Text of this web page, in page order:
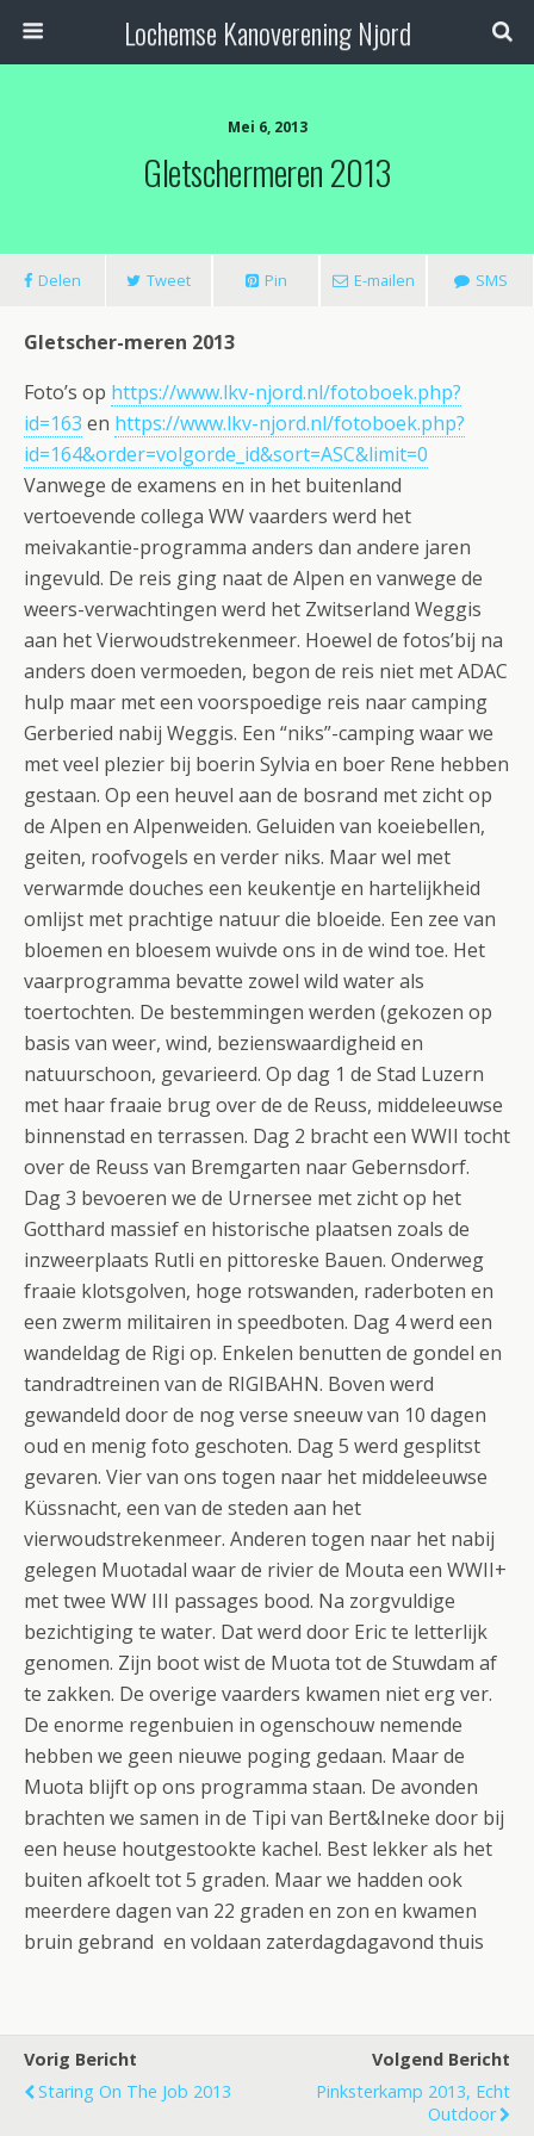
Lochemse Kanoverening Njord
Mei 6, 2013
Gletschermeren 2013
Delen Tweet Pin E-mailen SMS
Gletscher-meren 2013
Foto’s op https://www.lkv-njord.nl/fotoboek.php?
id=163 en https://www.lkv-njord.nl/fotoboek.php?
id=164&order=volgorde_id&sort=ASC&limit=0
Vanwege de examens en in het buitenland
vertoevende collega WW vaarders werd het
meivakantie-programma anders dan andere jaren
ingevuld. De reis ging naat de Alpen en vanwege de
weers-verwachtingen werd het Zwitserland Weggis
aan het Vierwoudstrekenmeer. Hoewel de fotos’bij na
anders doen vermoeden, begon de reis niet met ADAC
hulp maar met een voorspoedige reis naar camping
Gerberied nabij Weggis. Een “niks”-camping waar we
met veel plezier bij boerin Sylvia en boer Rene hebben
gestaan. Op een heuvel aan de bosrand met zicht op
de Alpen en Alpenweiden. Geluiden van koeiebellen,
geiten, roofvogels en verder niks. Maar wel met
verwarmde douches een keukentje en hartelijkheid
omlijst met prachtige natuur die bloeide. Een zee van
bloemen en bloesem wuivde ons in de wind toe. Het
vaarprogramma bevatte zowel wild water als
toertochten. De bestemmingen werden (gekozen op
basis van weer, wind, bezienswaardigheid en
natuurschoon, gevarieerd. Op dag 1 de Stad Luzern
met haar fraaie brug over de de Reuss, middeleeuwse
binnenstad en terrassen. Dag 2 bracht een WWII tocht
over de Reuss van Bremgarten naar Gebernsdorf.
Dag 3 bevoeren we de Urnersee met zicht op het
Gotthard massief en historische plaatsen zoals de
inzweerplaats Rutli en pittoreske Bauen. Onderweg
fraaie klotsgolven, hoge rotswanden, raderboten en
een zwerm militairen in speedboten. Dag 4 werd een
wandeldag de Rigi op. Enkelen benutten de gondel en
tandradtreinen van de RIGIBAHN. Boven werd
gewandeld door de nog verse sneeuw van 10 dagen
oud en menig foto geschoten. Dag 5 werd gesplitst
gevaren. Vier van ons togen naar het middeleeuwse
Küssnacht, een van de steden aan het
vierwoudstrekenmeer. Anderen togen naar het nabij
gelegen Muotadal waar de rivier de Mouta een WWII+
met twee WW III passages bood. Na zorgvuldige
bezichtiging te water. Dat werd door Eric te letterlijk
genomen. Zijn boot wist de Muota tot de Stuwdam af
te zakken. De overige vaarders kwamen niet erg ver.
De enorme regenbuien in ogenschouw nemende
hebben we geen nieuwe poging gedaan. Maar de
Muota blijft op ons programma staan. De avonden
brachten we samen in de Tipi van Bert&Ineke door bij
een heuse houtgestookte kachel. Best lekker als het
buiten afkoelt tot 5 graden. Maar we hadden ook
meerdere dagen van 22 graden en zon en kwamen
bruin gebrand en voldaan zaterdagdagavond thuis
Vorig Bericht
Staring On The Job 2013
Volgend Bericht
Pinksterkamp 2013, Echt
Outdoor